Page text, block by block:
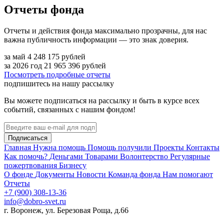
Отчеты фонда
Отчеты и действия фонда максимально прозрачны, для нас
важна публичность информации — это знак доверия.
за май 4 248 175 рублей
за 2026 год 21 965 396 рублей
Посмотреть подробные отчеты
подпишитесь на нашу рассылку
Вы можете подписаться на рассылку и быть в курсе всех
событий, связанных с нашим фондом!
Подписаться
Главная Нужна помощь Помощь получили Проекты Контакты
Как помочь? Деньгами Товарами Волонтерство Регулярные
пожертвования Бизнесу
О фонде Документы Новости Команда фонда Нам помогают
Отчеты
+7 (900) 308-13-36
info@dobro-svet.ru
г. Воронеж, ул. Березовая Роща, д.66